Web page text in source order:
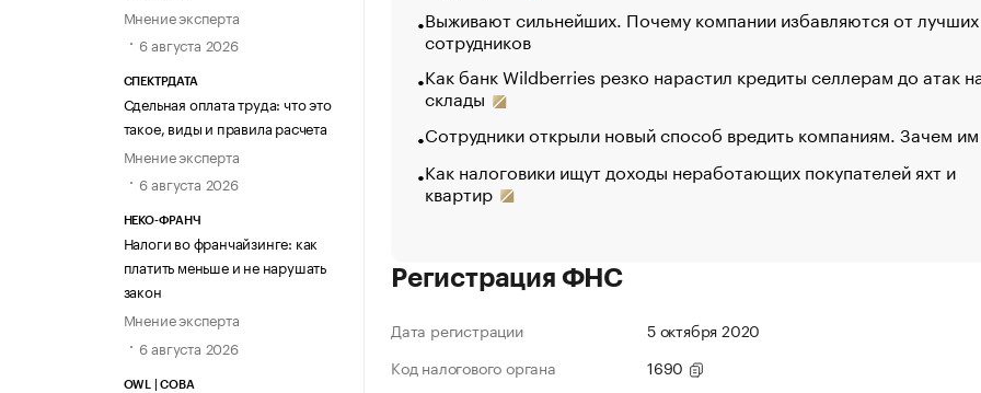
Мнение эксперта
6 августа 2026
СПЕКТРДАТА
Сдельная оплата труда: что это
такое, виды и правила расчета
Мнение эксперта
6 августа 2026
НЕКО-ФРАНЧ
Налоги во франчайзинге: как
платить меньше и не нарушать
закон
Мнение эксперта
6 августа 2026
OWL | СОВА
Выживают сильнейших. Почему компании избавляются от лучших
сотрудников
Как банк Wildberries резко нарастил кредиты селлерам до атак
склады
Сотрудники открыли новый способ вредить компаниям. Зачем
Как налоговики ищут доходы неработающих покупателей яхт и
квартир
Регистрация ФНС
Дата регистрации
5 октября 2020
Код налогового органа
1690